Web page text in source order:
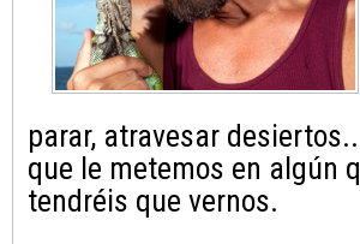
parar, atravesar
que le metemos en algún
tendréis que vernos.